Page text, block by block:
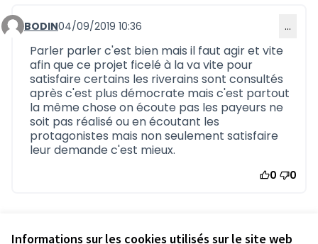
Informations sur les cookies utilisés sur le site web
Commentaire 698 (réponse au commentaire 687)
BODIN04/09/2019 10:36 …
Parler parler c'est bien mais il faut agir et vite
afin que ce projet ficelé à la va vite pour
satisfaire certains les riverains sont consultés
après c'est plus démocrate mais c'est partout
la même chose on écoute pas les payeurs ne
soit pas réalisé ou en écoutant les
protagonistes mais non seulement satisfaire
leur demande c'est mieux.
0 0